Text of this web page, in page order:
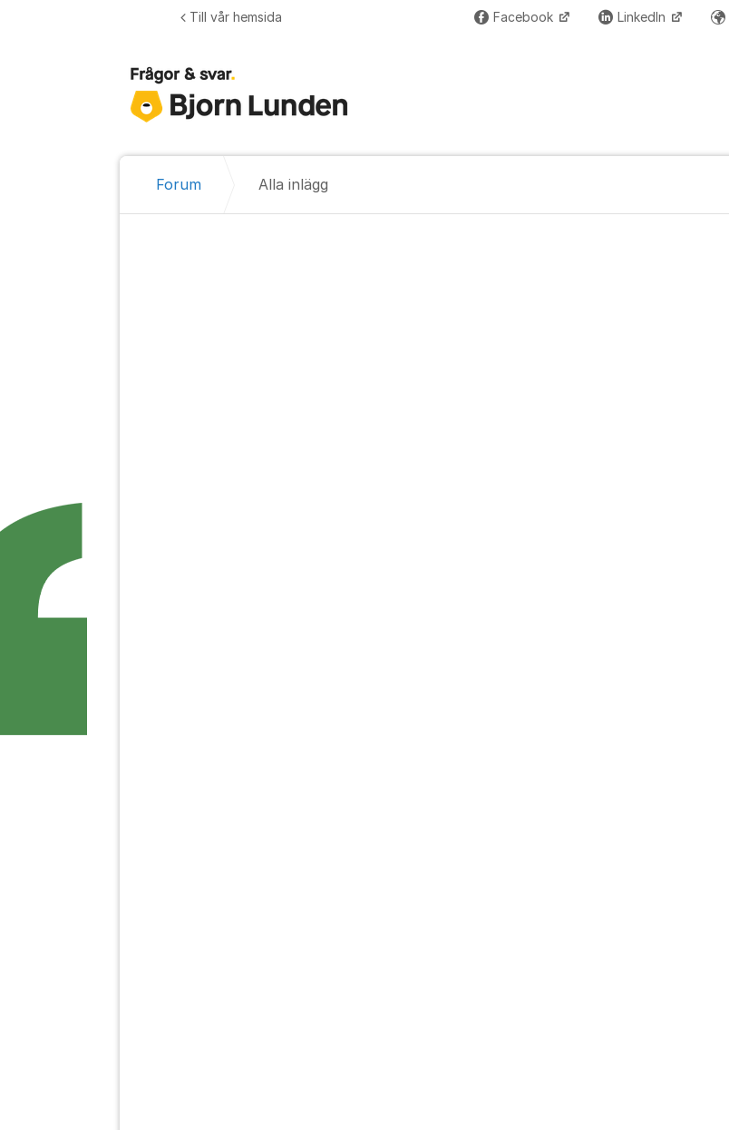
Till vår hemsida Facebook LinkedIn
Forum Alla inlägg